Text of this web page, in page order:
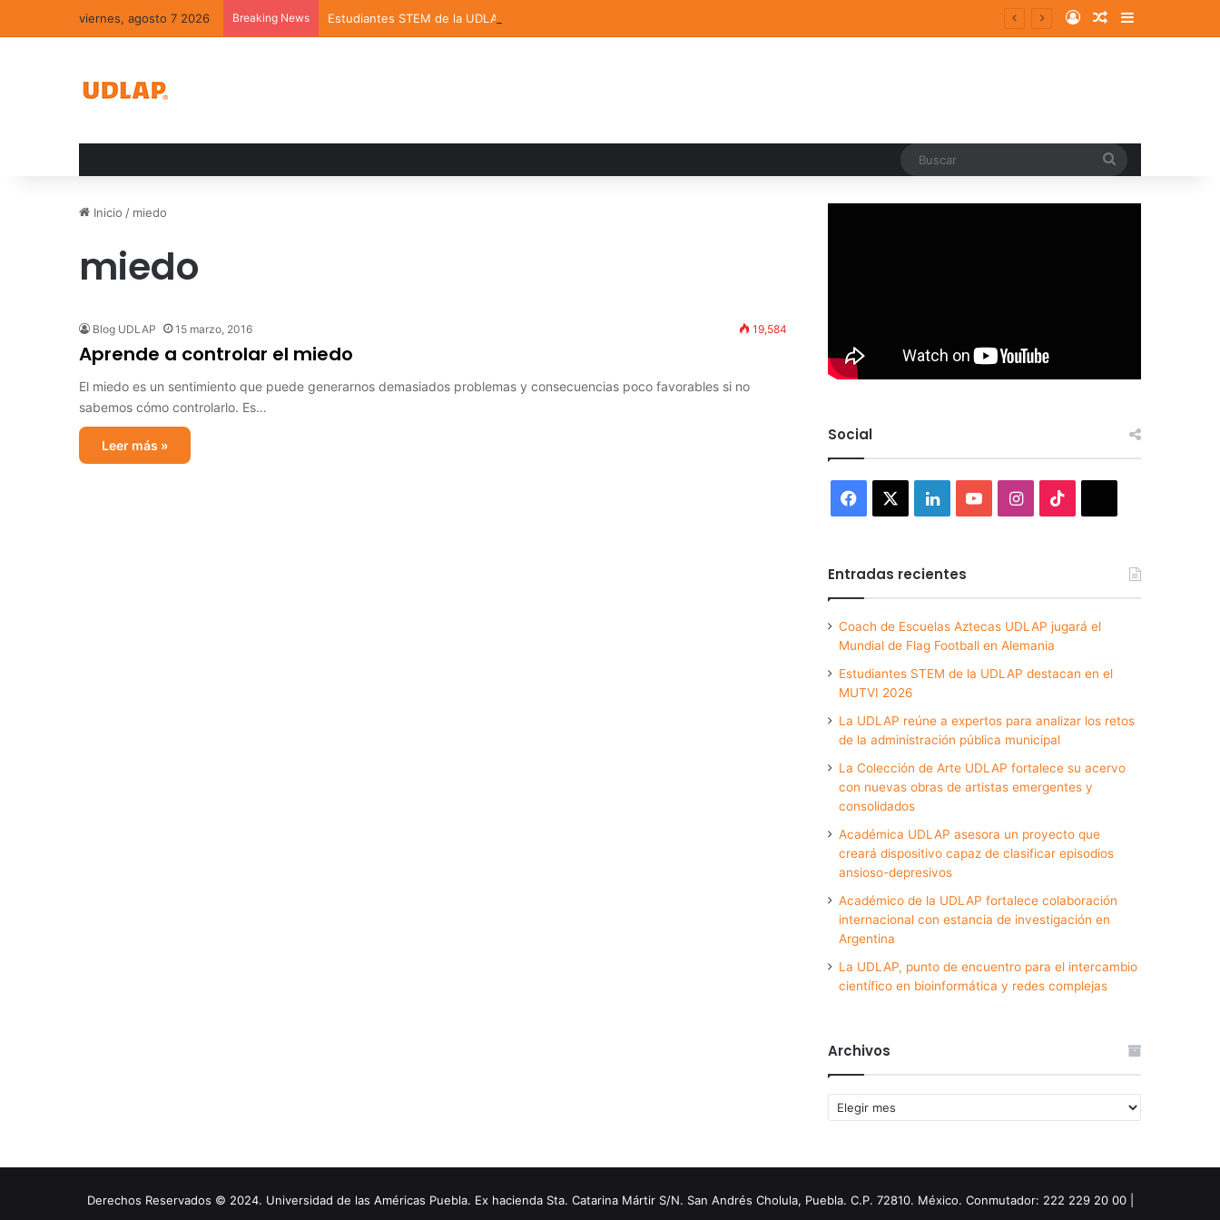
viernes, agosto 7 2026 Breaking News Estudiantes STEM de la UDLAP destacan en el MUTVI 2026 Log InRandom Article
Sidebar
Inicio / miedo
miedo
Blog UDLAP 15 marzo, 2016 19,584
Aprende a controlar el miedo
El miedo es un sentimiento que puede generarnos demasiados problemas y consecuencias poco favorables si no
sabemos cómo controlarlo. Es…
Leer más »
Social
Facebook LinkedInYouTubeInstagram
Entradas recientes
Coach de Escuelas Aztecas UDLAP jugará el
Mundial de Flag Football en Alemania
Estudiantes STEM de la UDLAP destacan en el
MUTVI 2026
La UDLAP reúne a expertos para analizar los retos
de la administración pública municipal
La Colección de Arte UDLAP fortalece su acervo
con nuevas obras de artistas emergentes y
consolidados
Académica UDLAP asesora un proyecto que
creará dispositivo capaz de clasificar episodios
ansioso-depresivos
Académico de la UDLAP fortalece colaboración
internacional con estancia de investigación en
Argentina
La UDLAP, punto de encuentro para el intercambio
científico en bioinformática y redes complejas
Archivos
Archivos
Derechos Reservados © 2024. Universidad de las Américas Puebla. Ex hacienda Sta. Catarina Mártir S/N. San Andrés Cholula, Puebla. C.P. 72810. México. Conmutador: 222 229 20 00 |